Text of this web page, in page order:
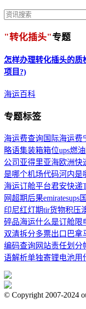
"转化插头"专题
怎样办理转化插头的质
项目?)
海运百科
专题标签
海运费查询国际海运费
略语集装箱箱位ups燃
公司 亚得里亚海欧洲快
是哪个机场代码河内是
海运订舱平台君安快递
网超期后果emiratesups
印尼红灯期tir货物积压
碎品海运什么是订舱限
双清拆分多票出口巴拿
编码查询网站责任划分
语解析单独寄锂电池用
© Copyright 2007-2024